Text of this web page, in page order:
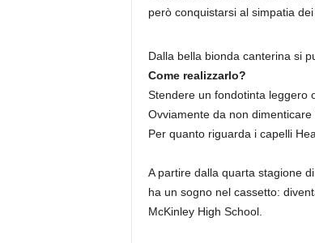
però conquistarsi al simpatia
Dalla bella bionda canterina si
Come realizzarlo?
Stendere un fondotinta leggero
Ovviamente da non
Per quanto riguarda i capelli
A partire dalla quarta stagione
ha un sogno nel cassetto:
McKinley High School.